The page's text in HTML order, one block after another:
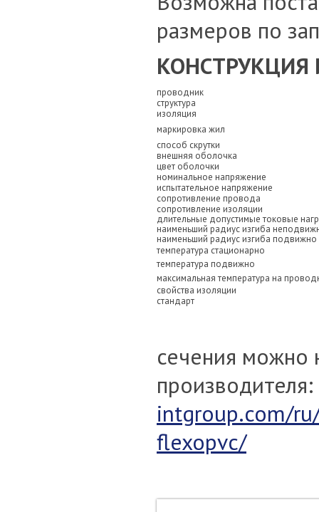
размеров по
КОНСТРУКЦИЯ
проводник
структура
изоляция
маркировка жил
способ скрутки
внешняя оболочка
цвет оболочки
номинальное напряжение
испытательное напряжение
сопротивление провода
сопротивление изоляции
длительные допустимые токовые
наименьший радиус изгиба
наименьший радиус изгиба подвижно
температура стационарно
температура подвижно
максимальная температура на
свойства изоляции
стандарт
сечения можно
производителя:
intgroup.com/
flexopvc/